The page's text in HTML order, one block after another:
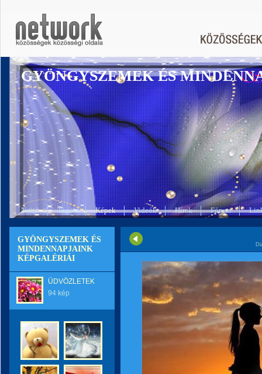
GYÖNGYSZEMEK ÉS
Nyitó Tagok Képek Videók Hírek Fórum
GYÖNGYSZEMEK ÉS
MINDENNAPJAINK
KÉPGALÉRIÁI
ÜDVÖZLETEK
94 kép